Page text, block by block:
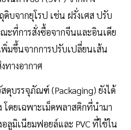
ดิบจากยุโรป เช่น ฝรั่งเศส ปรับ
ะที่การสั่งซื้อจากจีนและอินเดีย
มขึ้นจากการปรับเปลี่ยนเส้น
ทางอากาศ
ดุบรรจุภัณฑ์ (Packaging) ยังได้
โดยเฉพาะเม็ดพลาสติกที่นำมา
ลูมิเนียมฟอยล์และ PVC ที่ใช้ใน